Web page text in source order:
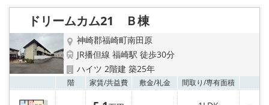
り
ドリームカム21 Ｂ棟
神崎郡福崎町南田原
JR播但線 福崎駅 徒歩30分
ハイツ 2階建 築25年
階 家賃/共益費 敷金/礼金 間取り/専有面積